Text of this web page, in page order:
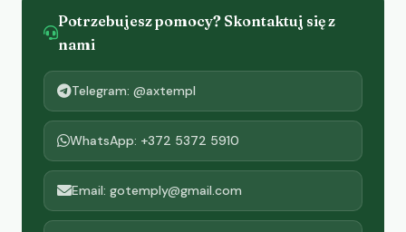
Potrzebujesz pomocy? Skontaktuj się z
nami
Telegram: @axtempl
WhatsApp: +372 5372 5910
Email: gotemply@gmail.com